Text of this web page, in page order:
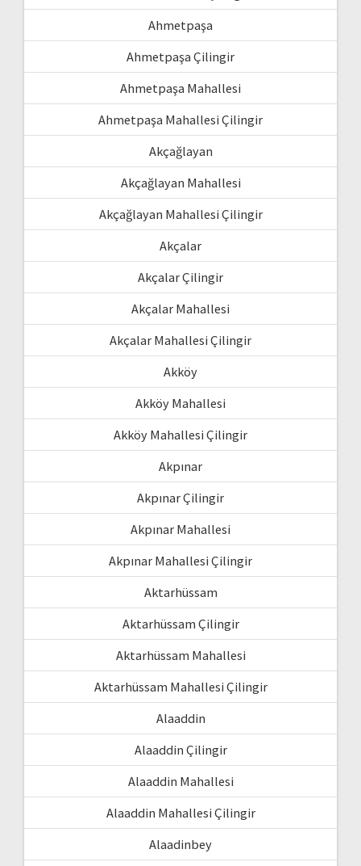
Ahmetpaşa
Ahmetpaşa Çilingir
Ahmetpaşa Mahallesi
Ahmetpaşa Mahallesi Çilingir
Akçağlayan
Akçağlayan Mahallesi
Akçağlayan Mahallesi Çilingir
Akçalar
Akçalar Çilingir
Akçalar Mahallesi
Akçalar Mahallesi Çilingir
Akköy
Akköy Mahallesi
Akköy Mahallesi Çilingir
Akpınar
Akpınar Çilingir
Akpınar Mahallesi
Akpınar Mahallesi Çilingir
Aktarhüssam
Aktarhüssam Çilingir
Aktarhüssam Mahallesi
Aktarhüssam Mahallesi Çilingir
Alaaddin
Alaaddin Çilingir
Alaaddin Mahallesi
Alaaddin Mahallesi Çilingir
Alaadinbey